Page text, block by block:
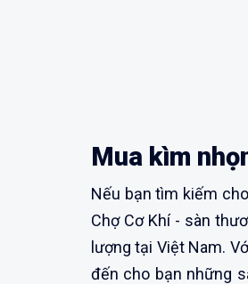
Mua kìm
Nếu bạn tìm kiếm
Chợ Cơ Khí - sàn
lượng tại Việt Nam.
đến cho bạn những